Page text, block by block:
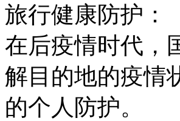
旅行健康防护：
在后疫情时代，
解目的地的疫情
的个人防护。